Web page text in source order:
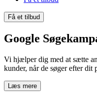
Få et tilbud
Google
Vi hjælper dig med at sætte
kunder, når de søger efter dit
Læs mere